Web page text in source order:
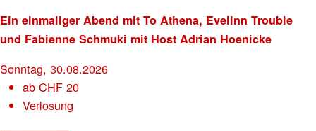
Ein einmaliger Abend mit To Athena, Evelinn Trouble
und Fabienne Schmuki mit Host Adrian Hoenicke
Sonntag, 30.08.2026
abCHF 20
Verlosung